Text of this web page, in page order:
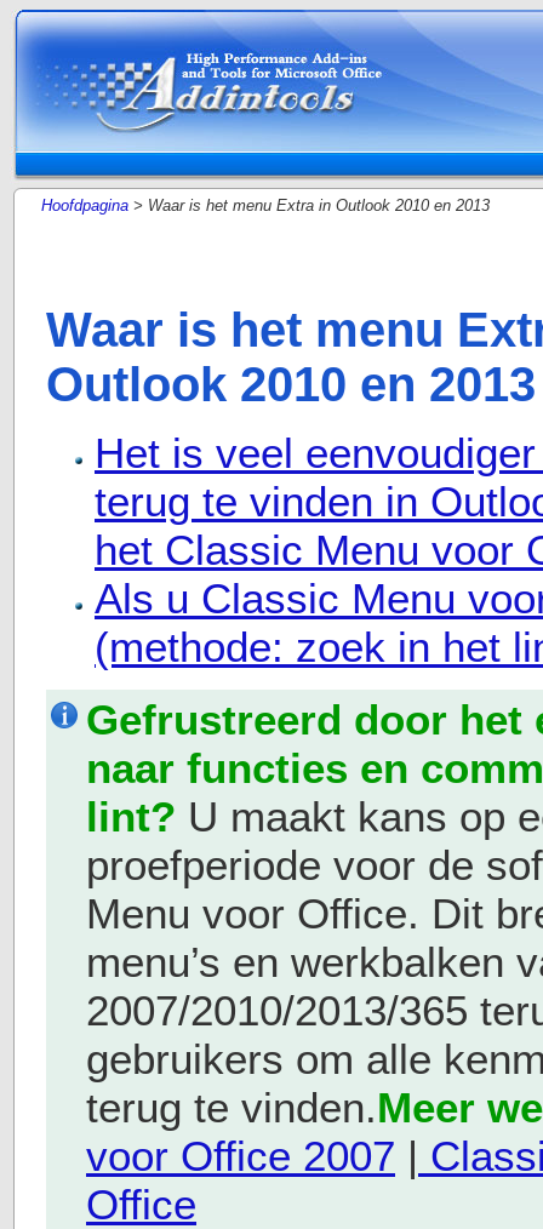
Hoofdpagina > Waar is het menu Extra in Outlook 2010 en 2013
Waar is het menu
Outlook 2010 en 2013
Het is veel
terug te vinden in
het Classic Menu voor
Als u Classic Menu
(methode: zoek in het
Gefrustreerd door het
naar functies en
lint? U maakt kans op
proefperiode voor de
Menu voor Office. Dit
menu’s en werkbalken
2007/2010/2013/365
gebruikers om alle
terug te vinden.Meer
voor Office 2007 |
Office